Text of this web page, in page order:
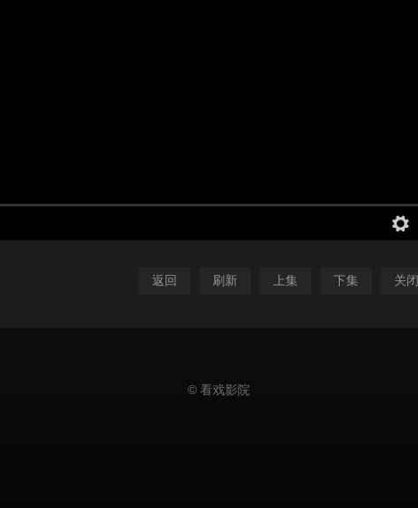
返回 刷新 上集 下集 关
© 看戏影院